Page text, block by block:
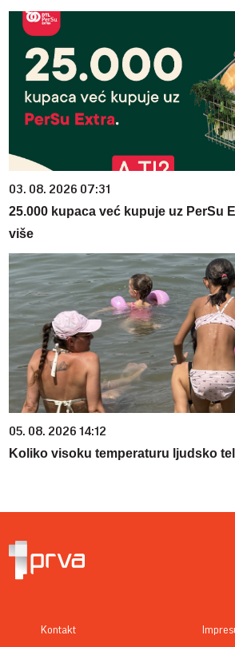
03. 08. 2026 07:31
25.000 kupaca već kupuje uz PerSu
više
05. 08. 2026 14:12
Koliko visoku temperaturu ljudsko
Kontakt